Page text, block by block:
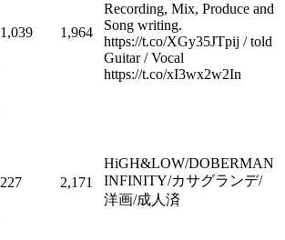
1,039 1,964
Recording, Mix, Produce and
Song writing.
https://t.co/XGy35JTpij / told
Guitar / Vocal
https://t.co/xI3wx2w2In
227 2,171
HiGH&LOW/DOBERMAN
INFINITY/カサグランデ/
洋画/成人済